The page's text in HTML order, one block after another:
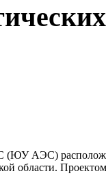
(ЮУ АЭС)
области. Проектом